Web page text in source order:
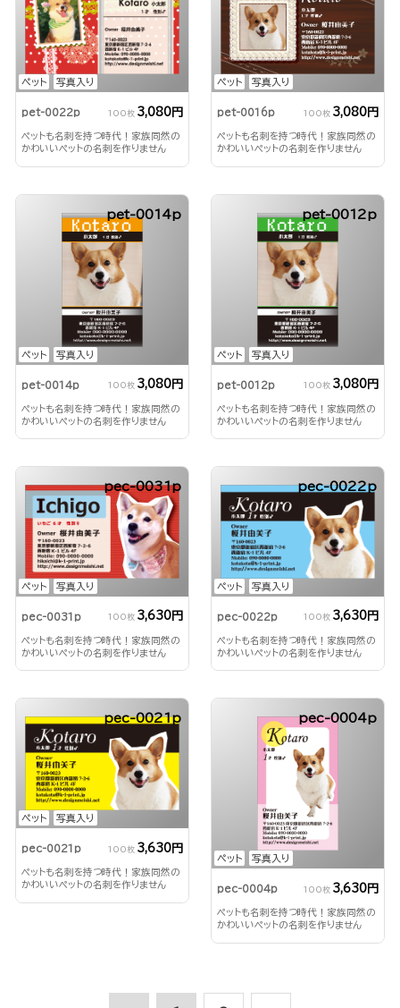
ペット 写真入り
pet-0022p 100枚 3,080円
ペットも名刺を持つ時代！家族同然の
かわいいペットの名刺を作りません
ペット 写真入り
pet-0016p 100枚 3,080円
ペットも名刺を持つ時代！家族同然の
かわいいペットの名刺を作りません
ペット 写真入り
pet-0014p
pet-0014p 100枚 3,080円
ペットも名刺を持つ時代！家族同然の
かわいいペットの名刺を作りません
ペット 写真入り
pet-0012p
pet-0012p 100枚 3,080円
ペットも名刺を持つ時代！家族同然の
かわいいペットの名刺を作りません
ペット 写真入り
pec-0031p
pec-0031p 100枚 3,630円
ペットも名刺を持つ時代！家族同然の
かわいいペットの名刺を作りません
ペット 写真入り
pec-0022p
pec-0022p 100枚 3,630円
ペットも名刺を持つ時代！家族同然の
かわいいペットの名刺を作りません
ペット 写真入り
pec-0021p
pec-0021p 100枚 3,630円
ペットも名刺を持つ時代！家族同然の
かわいいペットの名刺を作りません
ペット 写真入り
pec-0004p
pec-0004p 100枚 3,630円
ペットも名刺を持つ時代！家族同然の
かわいいペットの名刺を作りません